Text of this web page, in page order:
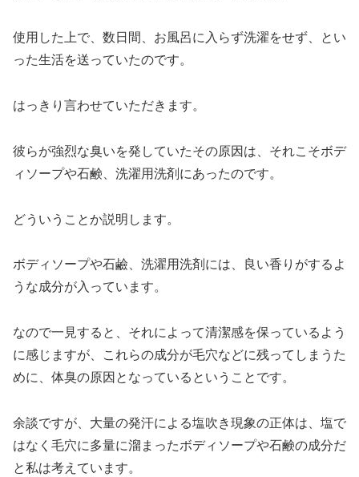
使用した上で、数日間、お風呂に入らず洗濯をせず、とい
った生活を送っていたのです。
はっきり言わせていただきます。
彼らが強烈な臭いを発していたその原因は、それこそボデ
ィソープや石鹸、洗濯用洗剤にあったのです。
どういうことか説明します。
ボディソープや石鹼、洗濯用洗剤には、良い香りがするよ
うな成分が入っています。
なので一見すると、それによって清潔感を保っているよう
に感じますが、これらの成分が毛穴などに残ってしまうた
めに、体臭の原因となっているということです。
余談ですが、大量の発汗による塩吹き現象の正体は、塩で
はなく毛穴に多量に溜まったボディソープや石鹸の成分だ
と私は考えています。